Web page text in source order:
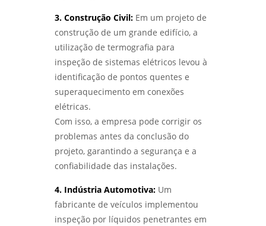
3. Construção Civil:Em um projeto de
construção de um grande edifício, a
utilização de termografia para
inspeção de sistemas elétricos levou à
identificação de pontos quentes e
superaquecimento em conexões
elétricas.
Com isso, a empresa pode corrigir os
problemas antes da conclusão do
projeto, garantindo a segurança e a
confiabilidade das instalações.
4. Indústria Automotiva:Um
fabricante de veículos implementou
inspeção por líquidos penetrantes em